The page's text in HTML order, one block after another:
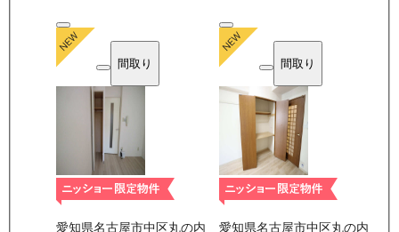
間取り
愛知県名古屋市中区丸の内
間取り
愛知県名古屋市中区丸の内